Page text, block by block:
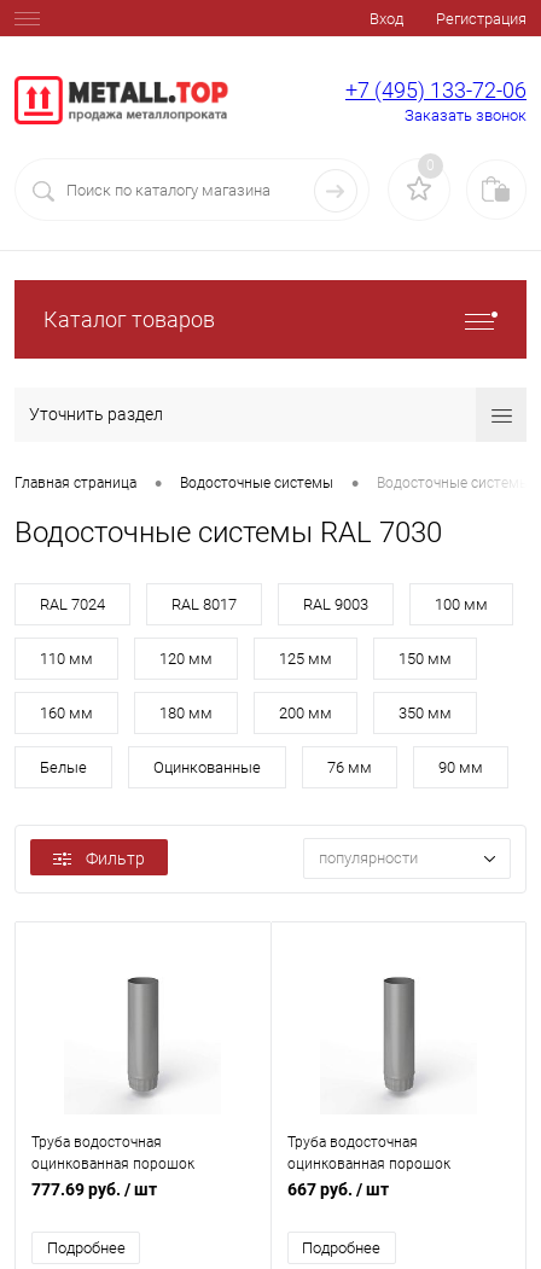
Вход Регистрация
+7 (495) 133-72-06
Заказать звонок
0
Каталог товаров
Уточнить раздел
Главная страница • Водосточные системы • Водосточные системы
Водосточные системы RAL 7030
RAL 7024 RAL 8017 RAL 9003 100 мм
110 мм 120 мм 125 мм 150 мм
160 мм 180 мм 200 мм 350 мм
Белые Оцинкованные 76 мм 90 мм
Фильтр популярности
Труба водосточная
оцинкованная порошок
ф160х1250мм RAL 7030
777.69 руб. / шт
Подробнее
Труба водосточная
оцинкованная порошок
ф140х1250мм RAL 7030
667 руб. / шт
Подробнее